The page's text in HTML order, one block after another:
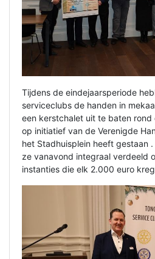
Tijdens de eindejaarsperiode
serviceclubs de handen in
een kerstchalet uit te baten
op initiatief van de Verenigde
het Stadhuisplein heeft gestaan
ze vanavond integraal verdeeld
instanties die elk 2.000 euro